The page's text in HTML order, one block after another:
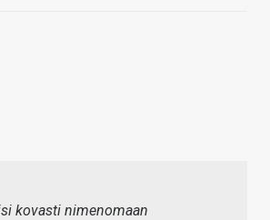
kovasti nimenomaan